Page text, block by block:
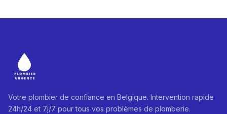
Votre plombier de confiance en Belgique. Intervention rapide
24h/24 et 7j/7 pour tous vos problèmes de plomberie.